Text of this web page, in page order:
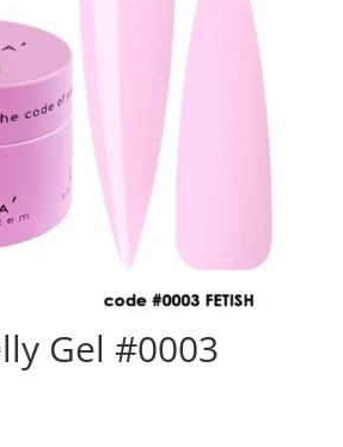
Gel #0003